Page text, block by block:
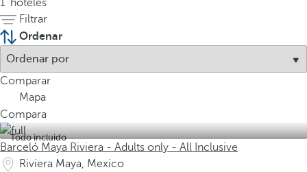
1 hoteles
Filtrar
Ordenar
Comparar
Mapa
Compara
Todo incluido
Barceló Maya Riviera - Adults only - All Inclusive
Riviera Maya, Mexico